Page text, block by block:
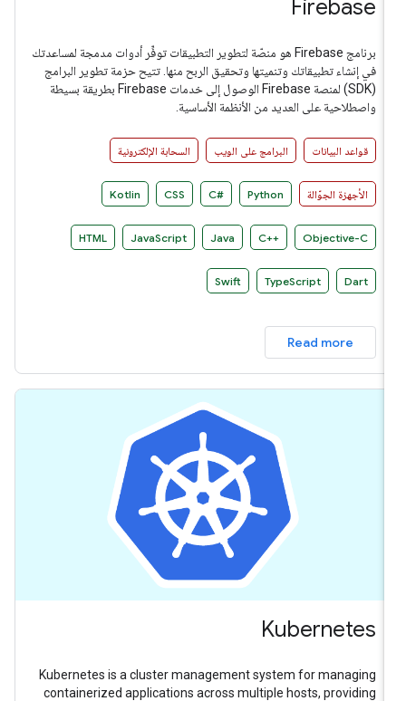
Firebase
برنامج Firebase هو منصّة لتطوير التطبيقات توفِّر أدوات مدمجة لمساعدتك
في إنشاء تطبيقاتك وتنميتها وتحقيق الربح منها. تتيح حزمة تطوير البرامج
(SDK) لمنصة Firebase الوصول إلى خدمات Firebase بطريقة بسيطة
واصطلاحية على العديد من الأنظمة الأساسية.
قواعد البيانات البرامج على الويب السحابة الإلكترونية
الأجهزة الجوّالة Python
CSS
Kotlin
Objective-C
C++‎
Java
JavaScript
HTML
Dart
TypeScript
Swift
Read more
Kubernetes
Kubernetes is a cluster management system for managing
containerized applications across multiple hosts, providing